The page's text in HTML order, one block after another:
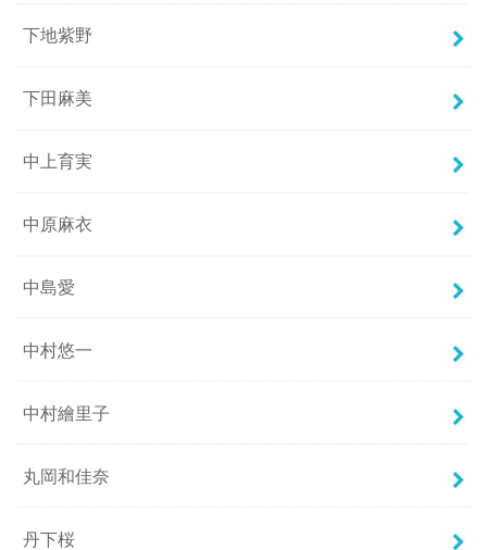
下地紫野
下田麻美
中上育実
中原麻衣
中島愛
中村悠一
中村繪里子
丸岡和佳奈
丹下桜